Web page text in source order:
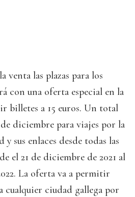
venta las plazas para los
con una oferta especial en la
billetes a 15 euros. Un total
diciembre para viajes por la
sus enlaces desde todas las
el 21 de diciembre de 2021 al
La oferta va a permitir
cualquier ciudad gallega por